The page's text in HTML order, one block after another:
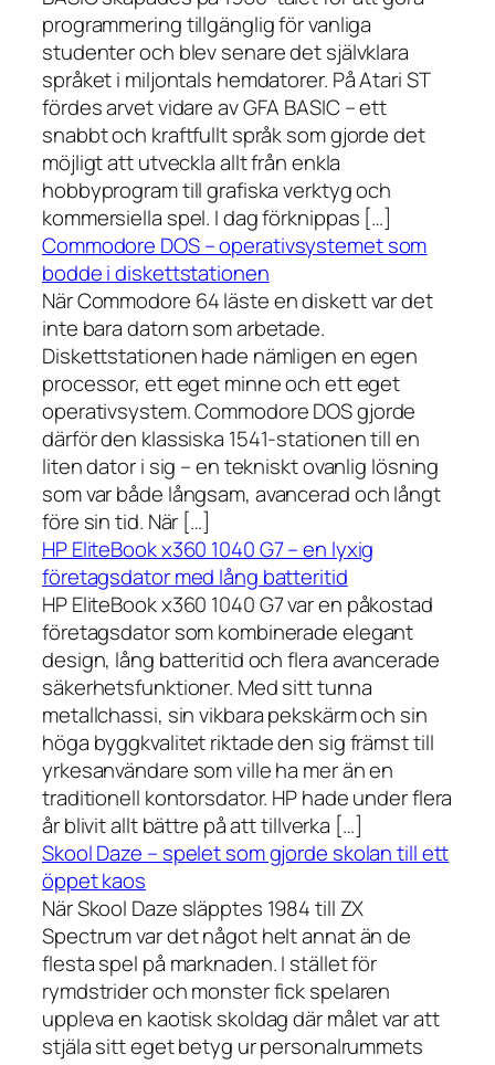
programmering tillgänglig för vanliga
studenter och blev senare det självklara
språket i miljontals hemdatorer. På Atari ST
fördes arvet vidare av GFA BASIC – ett
snabbt och kraftfullt språk som gjorde det
möjligt att utveckla allt från enkla
hobbyprogram till grafiska verktyg och
kommersiella spel. I dag förknippas […]
Commodore DOS – operativsystemet som
bodde i diskettstationen
När Commodore 64 läste en diskett var det
inte bara datorn som arbetade.
Diskettstationen hade nämligen en egen
processor, ett eget minne och ett eget
operativsystem. Commodore DOS gjorde
därför den klassiska 1541-stationen till en
liten dator i sig – en tekniskt ovanlig lösning
som var både långsam, avancerad och långt
före sin tid. När […]
HP EliteBook x360 1040 G7 – en lyxig
företagsdator med lång batteritid
HP EliteBook x360 1040 G7 var en påkostad
företagsdator som kombinerade elegant
design, lång batteritid och flera avancerade
säkerhetsfunktioner. Med sitt tunna
metallchassi, sin vikbara pekskärm och sin
höga byggkvalitet riktade den sig främst till
yrkesanvändare som ville ha mer än en
traditionell kontorsdator. HP hade under flera
år blivit allt bättre på att tillverka […]
Skool Daze – spelet som gjorde skolan till ett
öppet kaos
När Skool Daze släpptes 1984 till ZX
Spectrum var det något helt annat än de
flesta spel på marknaden. I stället för
rymdstrider och monster fick spelaren
uppleva en kaotisk skoldag där målet var att
stjäla sitt eget betyg ur personalrummets